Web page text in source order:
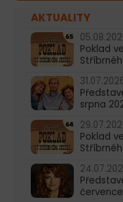
AKTUALITY
Poklad
srpna
Poklad